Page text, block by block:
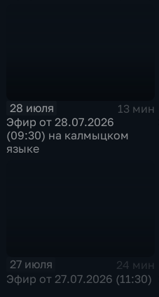
28 июля
13 мин
Эфир от 28.07.2026
(09:30) на калмыцком
языке
27 июля
24 мин
Эфир от 27.07.2026 (11:30)